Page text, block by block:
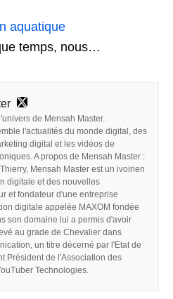
aquatique
temps, nous…
de Mensah Master.
l'actualités du monde digital, des
digital et les vidéos de
A propos de Mensah Master :
Mensah Master est un ivoirien
digitale et des nouvelles
et fondateur d'une entreprise
digitale appelée MAXOM fondée
son domaine lui a permis d'avoir
au grade de Chevalier dans
un titre décerné par l'Etat de
Président de l'Association des
Technologies.